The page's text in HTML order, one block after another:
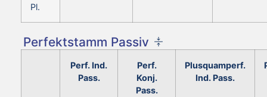
Pl.
Perfektstamm Passiv
Perf. Ind.
Pass.
Perf.
Konj.
Pass.
Plusquamperf.
Ind. Pass.